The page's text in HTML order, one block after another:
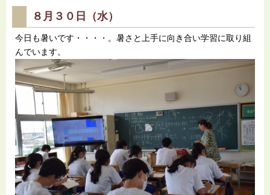
８月３０日（水）
今日も暑いです・・・・。暑さと上手に向き合い学習に取り組
んでいます。